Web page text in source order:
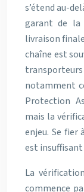
s’étend au-
garant de la
livraison
chaîne est
transporteurs
notamment
Protection
mais la
enjeu. Se
est insuffisant
La
commence